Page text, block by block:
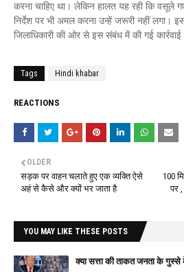
करना चाहिए था। लेकिन हालत यह रही कि वसूले
निर्देश पर भी अमल करना उन्हें जरूरी नहीं लगा।
जिलाधिकारी की ओर से इस संबंध में की गई
Tags Hindi khabar
REACTIONS
100
पर ,
OLDER
सड़क पर वाहन चलाते हुए एक व्यक्ति ऐसे
अहं से कैसे और क्यों भर जाता है
YOU MAY LIKE THESE POSTS
क्या सत्ता की ताकत जनता के गुस्से